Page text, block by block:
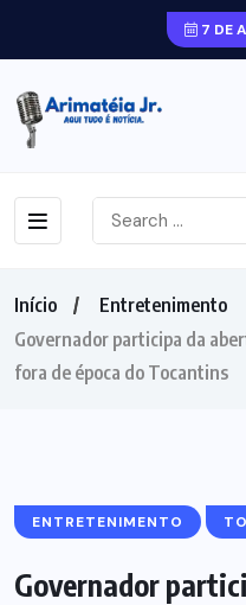
7 DE
Início
Entretenimento
Governador participa da
fora de época do Tocantins
ENTRETENIMENTO
Governador